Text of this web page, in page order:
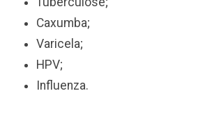
Caxumba;
Varicela;
HPV;
Influenza.